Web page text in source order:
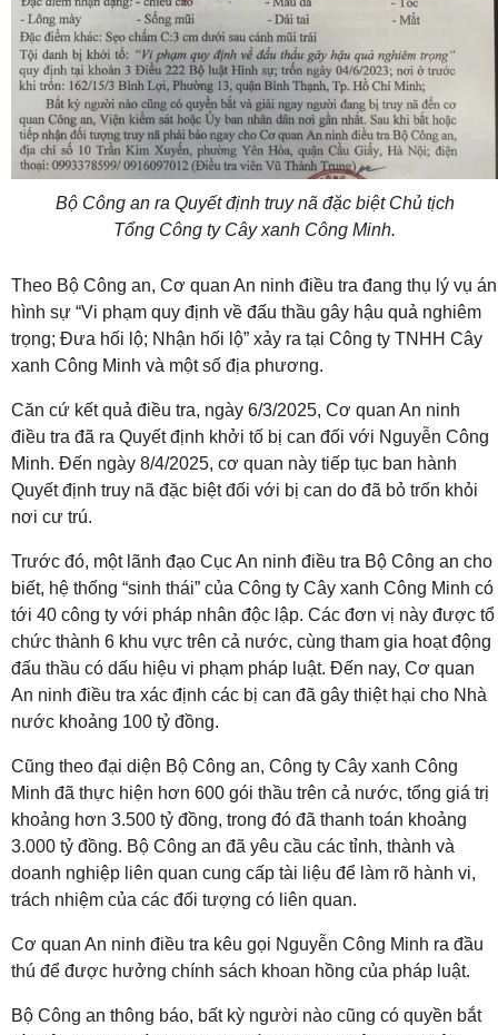
Bộ Công an ra Quyết định truy nã đặc biệt Chủ tịch
Tổng Công ty Cây xanh Công Minh.
Theo Bộ Công an, Cơ quan An ninh điều tra đang thụ lý vụ án
hình sự “Vi phạm quy định về đấu thầu gây hậu quả nghiêm
trọng; Đưa hối lộ; Nhận hối lộ” xảy ra tại Công ty TNHH Cây
xanh Công Minh và một số địa phương.
Căn cứ kết quả điều tra, ngày 6/3/2025, Cơ quan An ninh
điều tra đã ra Quyết định khởi tố bị can đối với Nguyễn Công
Minh. Đến ngày 8/4/2025, cơ quan này tiếp tục ban hành
Quyết định truy nã đặc biệt đối với bị can do đã bỏ trốn khỏi
nơi cư trú.
Trước đó, một lãnh đạo Cục An ninh điều tra Bộ Công an cho
biết, hệ thống “sinh thái” của Công ty Cây xanh Công Minh có
tới 40 công ty với pháp nhân độc lập. Các đơn vị này được tổ
chức thành 6 khu vực trên cả nước, cùng tham gia hoạt động
đấu thầu có dấu hiệu vi phạm pháp luật. Đến nay, Cơ quan
An ninh điều tra xác định các bị can đã gây thiệt hại cho Nhà
nước khoảng 100 tỷ đồng.
Cũng theo đại diện Bộ Công an, Công ty Cây xanh Công
Minh đã thực hiện hơn 600 gói thầu trên cả nước, tổng giá trị
khoảng hơn 3.500 tỷ đồng, trong đó đã thanh toán khoảng
3.000 tỷ đồng. Bộ Công an đã yêu cầu các tỉnh, thành và
doanh nghiệp liên quan cung cấp tài liệu để làm rõ hành vi,
trách nhiệm của các đối tượng có liên quan.
Cơ quan An ninh điều tra kêu gọi Nguyễn Công Minh ra đầu
thú để được hưởng chính sách khoan hồng của pháp luật.
Bộ Công an thông báo, bất kỳ người nào cũng có quyền bắt